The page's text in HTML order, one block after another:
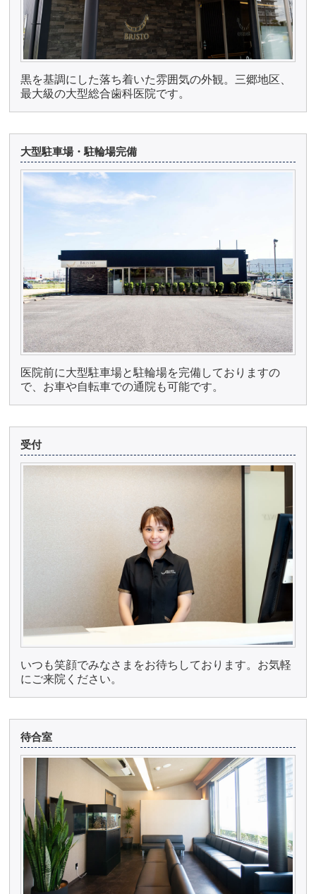
黒を基調にした落ち着いた雰囲気の外観。三郷地区、
最大級の大型総合歯科医院です。
大型駐車場・駐輪場完備
医院前に大型駐車場と駐輪場を完備しておりますの
で、お車や自転車での通院も可能です。
受付
いつも笑顔でみなさまをお待ちしております。お気軽
にご来院ください。
待合室